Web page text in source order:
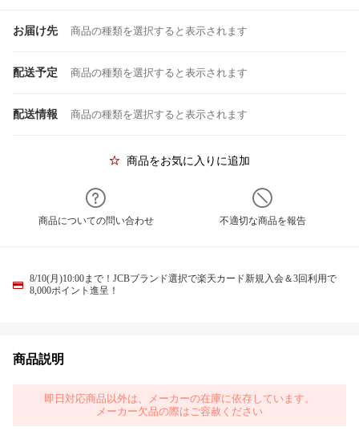
お届け先 商品の種類を選択すると表示されます
配送予定 商品の種類を選択すると表示されます
配送情報 商品の種類を選択すると表示されます
商品をお気に入りに追加
商品についての問い合わせ 不適切な商品を報告
8/10(月)10:00まで！JCBブランド選択で楽天カード新規入会＆3回利用で
8,000ポイント進呈！
商品説明
即日対応商品以外は、メーカーの在庫に依存しています。
メーカー欠品の際はご容赦ください